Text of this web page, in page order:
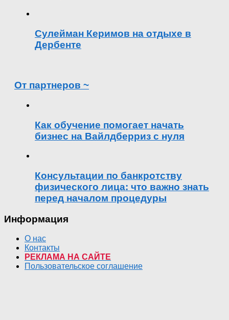
Сулейман Керимов на отдыхе в
Дербенте
От партнеров ~
Как обучение помогает начать
бизнес на Вайлдберриз с нуля
Консультации по банкротству
физического лица: что важно знать
перед началом процедуры
Информация
О нас
Контакты
РЕКЛАМА НА САЙТЕ
Пользовательское соглашение